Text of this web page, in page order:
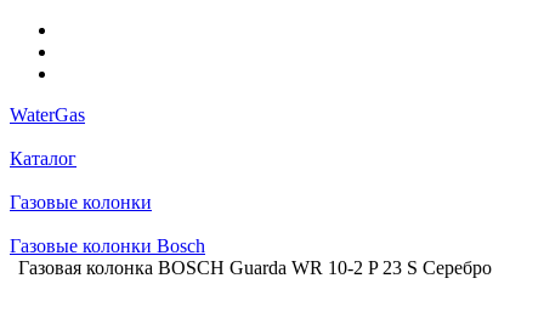
WaterGas
Каталог
Газовые колонки
Газовые колонки Bosch
Газовая колонка BOSCH Guarda WR 10-2 P 23 S Серебро